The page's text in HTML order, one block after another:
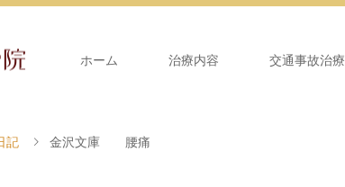
ホーム 治療内容 交通事故治療
記 金沢文庫 腰痛